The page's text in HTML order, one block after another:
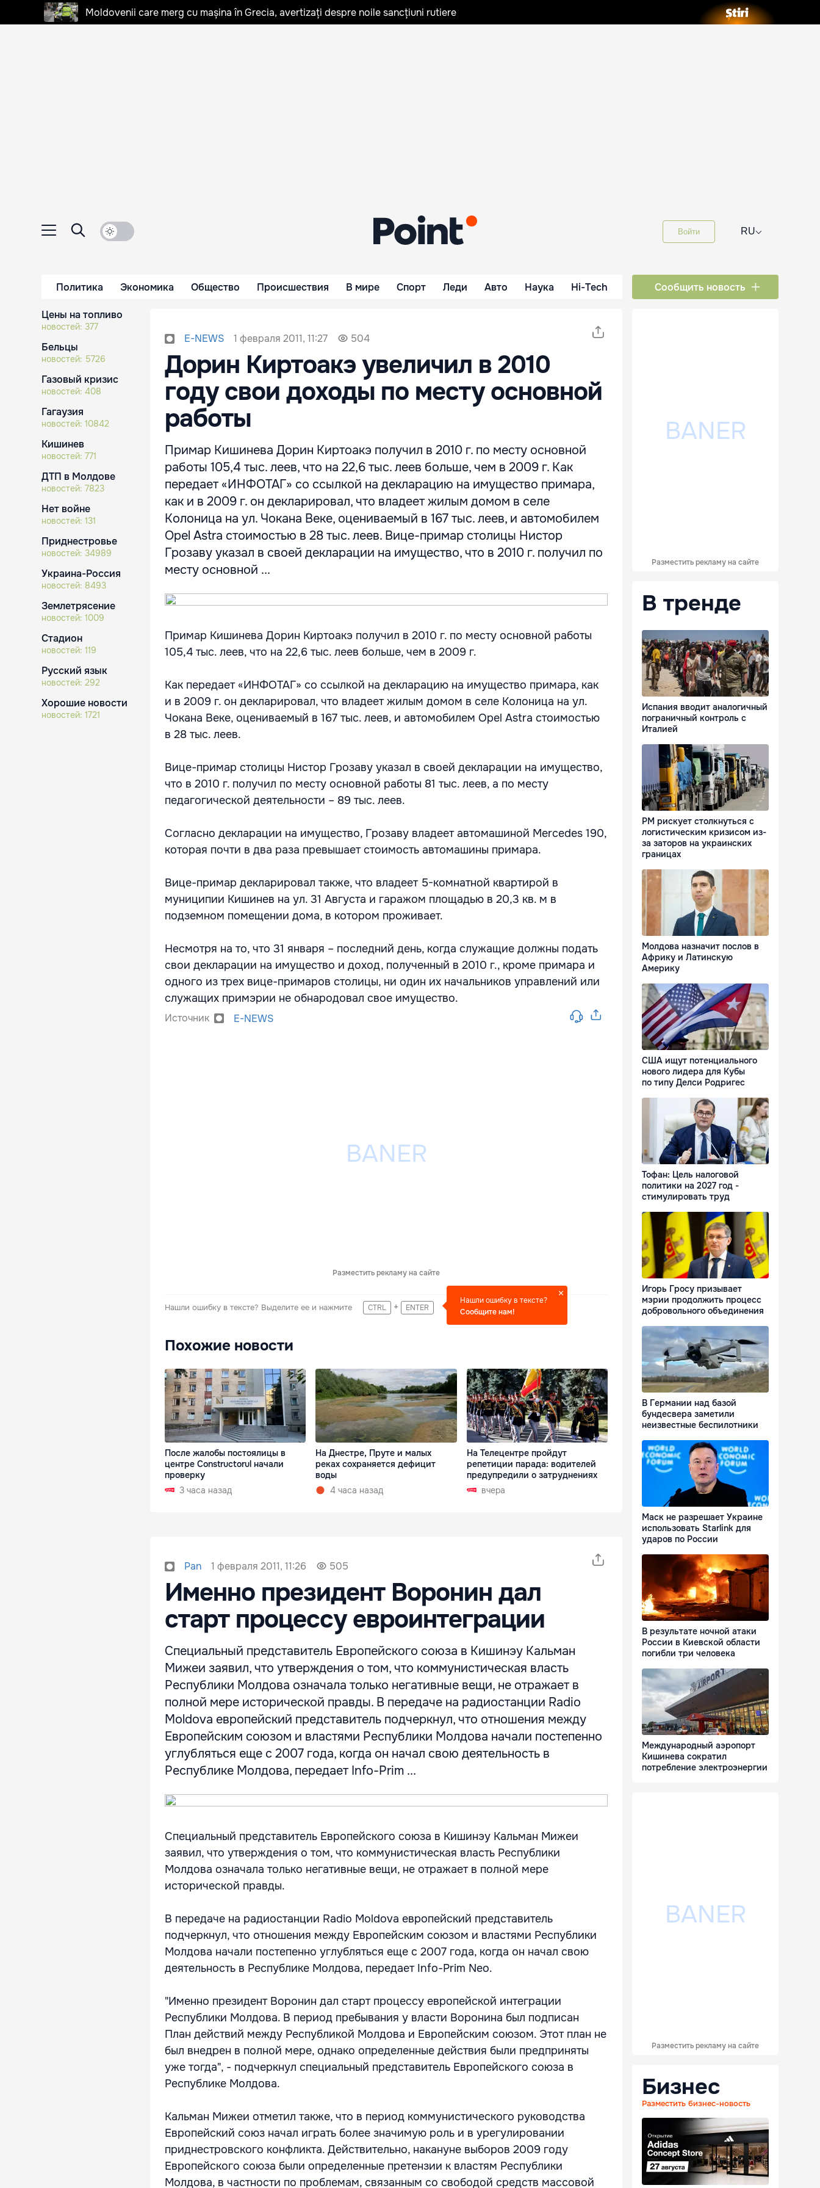
Moldovenii care merg cu mașina în Grecia, avertizați despre noile sancțiuni rutiere
Войти RU⌵
Политика Экономика Общество Происшествия В мире Спорт Леди Авто Наука Hi-Tech Сообщить новость
Цены на топливо
новостей: 377
Бельцы
новостей: 5726
Газовый кризис
новостей: 408
Гагаузия
новостей: 10842
Кишинев
новостей: 771
ДТП в Молдове
новостей: 7823
Нет войне
новостей: 131
Приднестровье
новостей: 34989
Украина-Россия
новостей: 8493
Землетрясение
новостей: 1009
Стадион
новостей: 119
Русский язык
новостей: 292
Хорошие новости
новостей: 1721
E-NEWS 1 февраля 2011, 11:27 504
Дорин Киртоакэ увеличил в 2010
году свои доходы по месту основной
работы
Примар Кишинева Дорин Киртоакэ получил в 2010 г. по месту основной
работы 105,4 тыс. леев, что на 22,6 тыс. леев больше, чем в 2009 г. Как
передает «ИНФОТАГ» со ссылкой на декларацию на имущество примара,
как и в 2009 г. он декларировал, что владеет жилым домом в селе
Колоница на ул. Чокана Веке, оцениваемый в 167 тыс. леев, и автомобилем
Opel Astra стоимостью в 28 тыс. леев. Вице-примар столицы Нистор
Грозаву указал в своей декларации на имущество, что в 2010 г. получил по
месту основной ...
Примар Кишинева Дорин Киртоакэ получил в 2010 г. по месту основной работы
105,4 тыс. леев, что на 22,6 тыс. леев больше, чем в 2009 г.
Как передает «ИНФОТАГ» со ссылкой на декларацию на имущество примара, как
и в 2009 г. он декларировал, что владеет жилым домом в селе Колоница на ул.
Чокана Веке, оцениваемый в 167 тыс. леев, и автомобилем Opel Astra стоимостью
в 28 тыс. леев.
Вице-примар столицы Нистор Грозаву указал в своей декларации на имущество,
что в 2010 г. получил по месту основной работы 81 тыс. леев, а по месту
педагогической деятельности – 89 тыс. леев.
Согласно декларации на имущество, Грозаву владеет автомашиной Mercedes 190,
которая почти в два раза превышает стоимость автомашины примара.
Вице-примар декларировал также, что владеет 5-комнатной квартирой в
муниципии Кишинев на ул. 31 Августа и гаражом площадью в 20,3 кв. м в
подземном помещении дома, в котором проживает.
Несмотря на то, что 31 января – последний день, когда служащие должны подать
свои декларации на имущество и доход, полученный в 2010 г., кроме примара и
одного из трех вице-примаров столицы, ни один их начальников управлений или
служащих примэрии не обнародовал свое имущество.
Источник E-NEWS
Разместить рекламу на сайте
Нашли ошибку в тексте? Выделите ее и нажмите CTRL + ENTER
Нашли ошибку в тексте?
Сообщите нам!
Похожие новости
После жалобы постоялицы в
центре Constructorul начали
проверку
3 часа назад
На Днестре, Пруте и малых
реках сохраняется дефицит
воды
4 часа назад
На Телецентре пройдут
репетиции парада: водителей
предупредили о затруднениях
вчера
Pan 1 февраля 2011, 11:26 505
Именно президент Воронин дал
старт процессу евроинтеграции
Специальный представитель Европейского союза в Кишинэу Кальман
Мижеи заявил, что утверждения о том, что коммунистическая власть
Республики Молдова означала только негативные вещи, не отражает в
полной мере исторической правды. В передаче на радиостанции Radio
Moldova европейский представитель подчеркнул, что отношения между
Европейским союзом и властями Республики Молдова начали постепенно
углубляться еще с 2007 года, когда он начал свою деятельность в
Республике Молдова, передает Info-Prim ...
Специальный представитель Европейского союза в Кишинэу Кальман Мижеи
заявил, что утверждения о том, что коммунистическая власть Республики
Молдова означала только негативные вещи, не отражает в полной мере
исторической правды.
В передаче на радиостанции Radio Moldova европейский представитель
подчеркнул, что отношения между Европейским союзом и властями Республики
Молдова начали постепенно углубляться еще с 2007 года, когда он начал свою
деятельность в Республике Молдова, передает Info-Prim Neo.
"Именно президент Воронин дал старт процессу европейской интеграции
Республики Молдова. В период пребывания у власти Воронина был подписан
План действий между Республикой Молдова и Европейским союзом. Этот план не
был внедрен в полной мере, однако определенные действия были предприняты
уже тогда", - подчеркнул специальный представитель Европейского союза в
Республике Молдова.
Кальман Мижеи отметил также, что в период коммунистического руководства
Европейский союз начал играть более значимую роль и в урегулировании
приднестровского конфликта. Действительно, накануне выборов 2009 году
Европейского союза были определенные претензии к властям Республики
Молдова, в частности по проблемам, связанным со свободой средств массовой
Разместить рекламу на сайте
В тренде
Испания вводит аналогичный
пограничный контроль с
Италией
РМ рискует столкнуться с
логистическим кризисом из-
за заторов на украинских
границах
Молдова назначит послов в
Африку и Латинскую
Америку
США ищут потенциального
нового лидера для Кубы
по типу Делси Родригес
Тофан: Цель налоговой
политики на 2027 год -
стимулировать труд
Игорь Гросу призывает
мэрии продолжить процесс
добровольного объединения
В Германии над базой
бундесвера заметили
неизвестные беспилотники
Маск не разрешает Украине
использовать Starlink для
ударов по России
В результате ночной атаки
России в Киевской области
погибли три человека
Международный аэропорт
Кишинева сократил
потребление электроэнергии
Разместить рекламу на сайте
Бизнес
Разместить бизнес-новость